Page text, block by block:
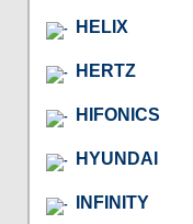
HELIX
HERTZ
HIFONICS
HYUNDAI
INFINITY